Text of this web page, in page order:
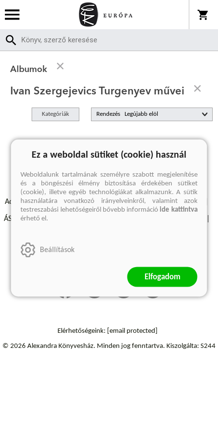
Albumok
Ivan Szergejevics Turgenyev művei
Kategóriák Rendezés
A keresett kifejezésre nincs találat
Adatvédelmi szabályzatok Elállási felmondási nyilatkozat
ÁSZF - Vásárlási feltételek
Szállítási információk
Elérhetőségeink: [email protected]
© 2026 Alexandra Könyvesház. Minden jog fenntartva. Kiszolgálta: S244
Ez a weboldal sütiket (cookie) használ
Weboldalunk tartalmának személyre szabott megjelenítése
és a böngészési élmény biztosítása érdekében sütiket
(cookie), illetve egyéb technológiákat alkalmazunk. A sütik
használatára vonatkozó irányelveinkről, valamint azok
testreszabási lehetőségeiről bővebb információide kattintva
érhető el.
Beállítások
Elfogadom